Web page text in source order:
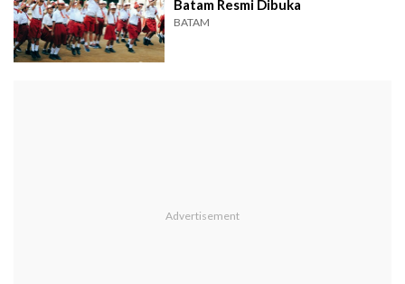
Batam Resmi Dibuka
BATAM